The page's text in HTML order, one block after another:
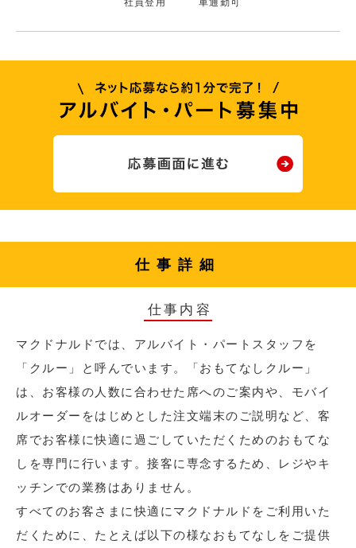
社員登用 車通勤可
仕事詳細
仕事内容
マクドナルドでは、アルバイト・パートスタッフを
「クルー」と呼んでいます。「おもてなしクルー」
は、お客様の人数に合わせた席へのご案内や、モバイ
ルオーダーをはじめとした注文端末のご説明など、客
席でお客様に快適に過ごしていただくためのおもてな
しを専門に行います。接客に専念するため、レジやキ
ッチンでの業務はありません。
すべてのお客さまに快適にマクドナルドをご利用いた
だくために、たとえば以下の様なおもてなしをご提供